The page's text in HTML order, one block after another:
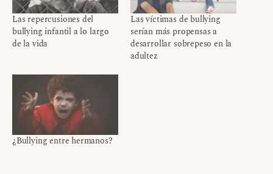
Las repercusiones del
bullying infantil a lo largo
de la vida
Las víctimas de bullying
serían más propensas a
desarrollar sobrepeso en la
adultez
¿Bullying entre hermanos?